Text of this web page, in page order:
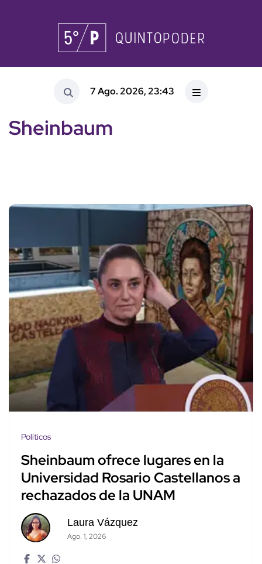
7 Ago. 2026, 23:43
Sheinbaum
Políticos
Sheinbaum ofrece lugares en la
Universidad Rosario Castellanos a
rechazados de la UNAM
Laura Vázquez
Ago. 1, 2026